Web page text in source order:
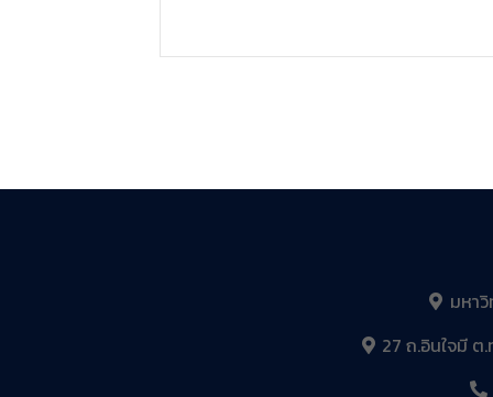
มหา
27 ถ.อินใจมี